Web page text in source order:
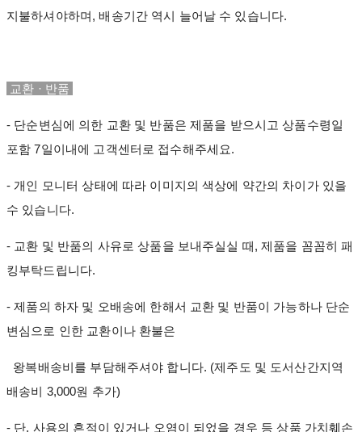
지불하셔야하며, 배송기간 역시 늘어날 수 있습니다.
교환 · 반품
- 단순변심에 의한 교환 및 반품은 제품을 받으시고 상품수령일
포함 7일이내에 고객센터로 접수해주세요.
- 개인 모니터 상태에 따라 이미지의 색상에 약간의 차이가 있을
수 있습니다.
- 교환 및 반품의 사유로 상품을 보내주실실 때, 제품을 꼼꼼히 패
킹부탁드립니다.
- 제품의 하자 및 오배송에 한해서 교환 및 반품이 가능하나 단순
변심으로 인한 교환이나 환불은
왕복배송비를 부담해주셔야 합니다. (제주도 및 도서산간지역
배송비 3,000원 추가)
- 단, 사용의 흔적이 있거나 오염이 되었을 경우 등 상품 가치훼손